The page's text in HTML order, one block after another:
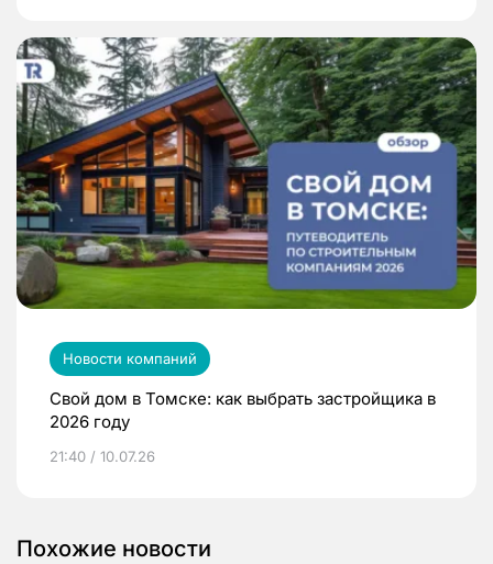
Новости компаний
Свой дом в Томске: как выбрать застройщика в
2026 году
21:40 / 10.07.26
Похожие новости